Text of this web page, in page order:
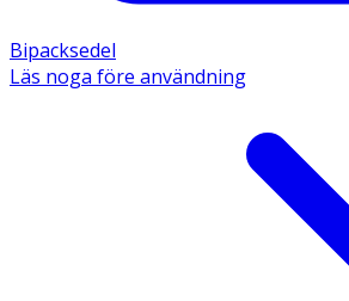
Bipacksedel
Läs noga före användning